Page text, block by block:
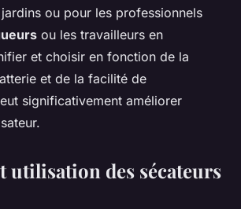
ou pour les professionnels
ou les travailleurs en
et choisir en fonction de la
et de la facilité de
significativement améliorer
utilisation des sécateurs